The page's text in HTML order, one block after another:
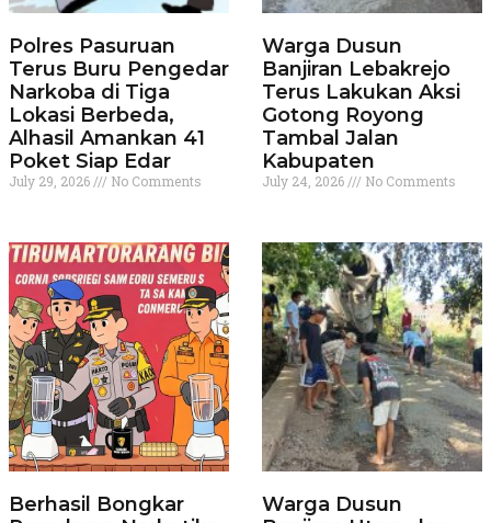
Polres Pasuruan
Terus Buru Pengedar
Narkoba di Tiga
Lokasi Berbeda,
Alhasil Amankan 41
Poket Siap Edar
July 29, 2026 No Comments
Warga Dusun
Banjiran Lebakrejo
Terus Lakukan Aksi
Gotong Royong
Tambal Jalan
Kabupaten
July 24, 2026 No Comments
Berhasil Bongkar
Warga Dusun